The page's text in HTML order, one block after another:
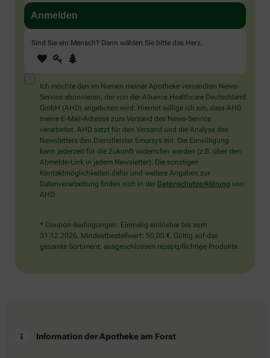
Sind Sie ein Mensch? Dann wählen Sie bitte das Herz.
Sind
Sie
ein
Mensch?
Dann
wählen
Sie
bitte
das
Herz.
1 2
Ich möchte den im Namen meiner Apotheke versandten News-
Service abonnieren, der von der Alliance Healthcare Deutschland
GmbH (AHD) angeboten wird. Hiermit willige ich ein, dass AHD
meine E-Mail-Adresse zum Versand des News-Service
verarbeitet. AHD setzt für den Versand und die Analyse des
Newsletters den Dienstleister Emarsys ein. Die Einwilligung
kann jederzeit für die Zukunft widerrufen werden (z.B. über den
Abmelde-Link in jedem Newsletter). Die sonstigen
Kontaktmöglichkeiten dafür und weitere Angaben zur
Datenverarbeitung finden sich in der Datenschutzerklärung von
AHD.
* Coupon-Bedingungen: Einmalig einlösbar bis zum
31.12.2026. Mindestbestellwert: 50,00 €. Gültig auf das
gesamte Sortiment, ausgeschlossen rezeptpflichtige Produkte.
Information der Apotheke am Forst